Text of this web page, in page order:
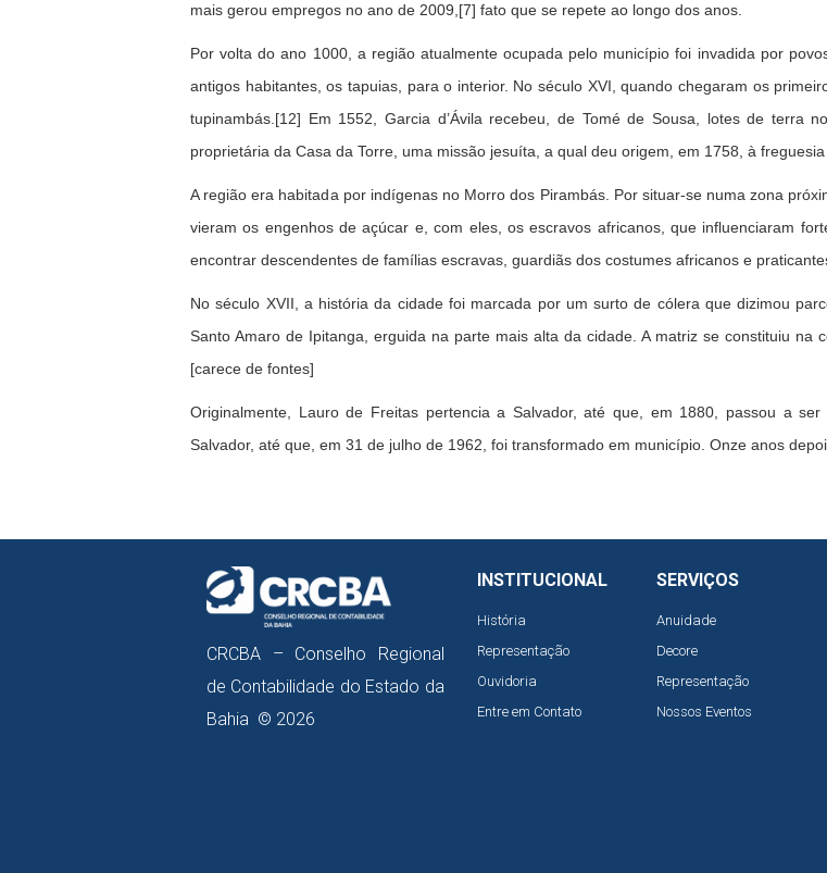
mais gerou empregos no ano de 2009,[7] fato que se repete ao longo dos anos.
Por volta do ano 1000, a região atualmente ocupada pelo município foi invadida por
antigos habitantes, os tapuias, para o interior. No século XVI, quando chegaram os
tupinambás.[12] Em 1552, Garcia d’Ávila recebeu, de Tomé de Sousa, lotes de terra
proprietária da Casa da Torre, uma missão jesuíta, a qual deu origem, em 1758, à
A região era habitada por indígenas no Morro dos Pirambás. Por situar-se numa zona
vieram os engenhos de açúcar e, com eles, os escravos africanos, que influenciaram
encontrar descendentes de famílias escravas, guardiãs dos costumes africanos e
No século XVII, a história da cidade foi marcada por um surto de cólera que dizimou
Santo Amaro de Ipitanga, erguida na parte mais alta da cidade. A matriz se constituiu na
[carece de fontes]
Originalmente, Lauro de Freitas pertencia a Salvador, até que, em 1880, passou a
Salvador, até que, em 31 de julho de 1962, foi transformado em município. Onze anos
CRCBA – Conselho Regional
de Contabilidade do Estado da
Bahia © 2026
INSTITUCIONAL
História
Representação
Ouvidoria
Entre em Contato
SERVIÇOS
Anuidade
Decore
Representação
Nossos Eventos